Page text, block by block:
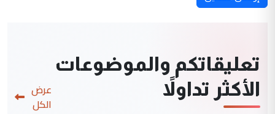
تعليقاتكم والموضوعات
الأكثر تداولاً
عرض
الكل